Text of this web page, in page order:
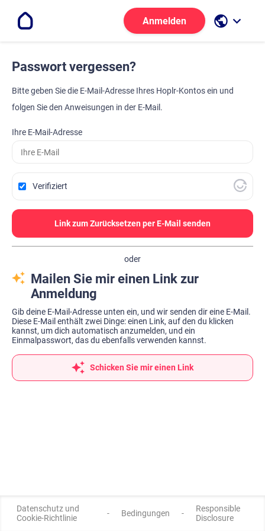
Anmelden public keyboard_arrow_down
Passwort vergessen?
Bitte geben Sie die E-Mail-Adresse Ihres Hoplr-Kontos ein und
folgen Sie den Anweisungen in der E-Mail.
Ihre E-Mail-Adresse
Verifiziert
Link zum Zurücksetzen per E-Mail senden
oder
Mailen Sie mir einen Link zur
Anmeldung
Gib deine E-Mail-Adresse unten ein, und wir senden dir eine E-Mail.
Diese E-Mail enthält zwei Dinge: einen Link, auf den du klicken
kannst, um dich automatisch anzumelden, und ein
Einmalpasswort, das du ebenfalls verwenden kannst.
Schicken Sie mir einen Link
Datenschutz und
Cookie-Richtlinie
- Bedingungen -
Responsible
Disclosure